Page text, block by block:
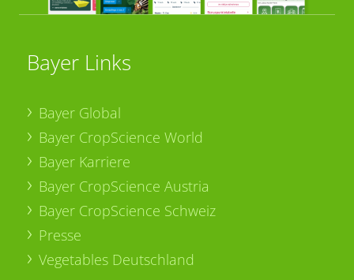
Bayer Links
Bayer Global
Bayer CropScience World
Bayer Karriere
Bayer CropScience Austria
Bayer CropScience Schweiz
Presse
Vegetables Deutschland